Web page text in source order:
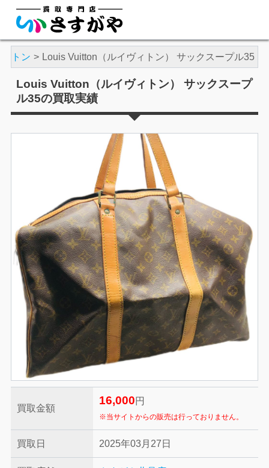
トン Louis Vuitton（ルイヴィトン） サックスープル35
Louis Vuitton（ルイヴィトン） サックスープ
ル35の買取実績
買取金額
16,000 円
※当サイトからの販売は行っておりません。
買取日 2025年03月27日